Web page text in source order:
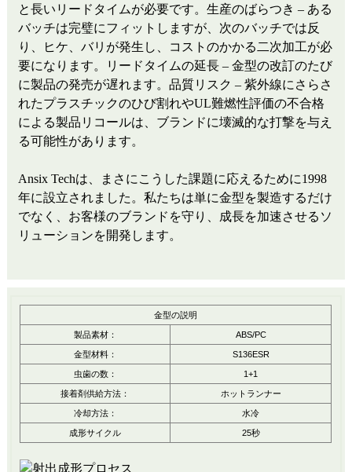
と長いリードタイムが必要です。生産のばらつき – ある
バッチは完璧にフィットしますが、次のバッチでは反
り、ヒケ、バリが発生し、コストのかかる二次加工が必
要になります。リードタイムの​​延長 – 金型の改訂のたび
に製品の発売が遅れます。品質リスク – 紫外線にさらさ
れたプラスチックのひび割れやUL難燃性評価の不合格
による製品リコールは、ブランドに壊滅的な打撃を与え
る可能性があります。
Ansix Techは、まさにこうした課題に応えるために1998
年に設立されました。私たちは単に金型を製造するだけ
でなく、お客様のブランドを守り、成長を加速させるソ
リューションを開発します。
金型の説明
製品素材： ABS/PC
金型材料： S136ESR
虫歯の数： 1+1
接着剤供給方法： ホットランナー
冷却方法： 水冷
成形サイクル 25秒